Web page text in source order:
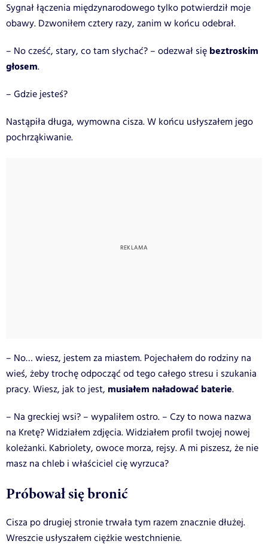
Sygnał łączenia międzynarodowego tylko potwierdził moje
obawy. Dzwoniłem cztery razy, zanim w końcu odebrał.
– No cześć, stary, co tam słychać? – odezwał się beztroskim
głosem.
– Gdzie jesteś?
Nastąpiła długa, wymowna cisza. W końcu usłyszałem jego
pochrząkiwanie.
– No… wiesz, jestem za miastem. Pojechałem do rodziny na
wieś, żeby trochę odpocząć od tego całego stresu i szukania
pracy. Wiesz, jak to jest, musiałem naładować baterie.
– Na greckiej wsi? – wypaliłem ostro. – Czy to nowa nazwa
na Kretę? Widziałem zdjęcia. Widziałem profil twojej nowej
koleżanki. Kabriolety, owoce morza, rejsy. A mi piszesz, że nie
masz na chleb i właściciel cię wyrzuca?
Próbował się bronić
Cisza po drugiej stronie trwała tym razem znacznie dłużej.
Wreszcie usłyszałem ciężkie westchnienie.